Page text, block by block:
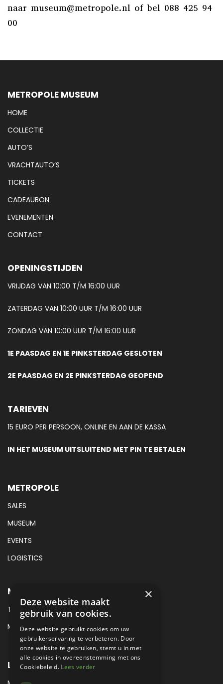
naar museum@metropole.nl of bel 088 425 94
00
METROPOLE MUSEUM
HOME
COLLECTIE
AUTO’S
VRACHTAUTO’S
TICKETS
CADEAUBON
EVENEMENTEN
CONTACT
OPENINGSTIJDEN
VRIJDAG VAN 10:00 T/M 16:00 UUR
ZATERDAG VAN 10:00 UUR T/M 16:00 UUR
ZONDAG VAN 10:00 UUR T/M 16:00 UUR
1E PAASDAG EN 1E PINKSTERDAG GESLOTEN
2E PAASDAG EN 2E PINKSTERDAG GEOPEND
TARIEVEN
15 EURO PER PERSOON, ONLINE EN AAN DE KASSA
IN HET MUSEUM UITSLUITEND MET PIN TE BETALEN
METROPOLE
SALES
MUSEUM
EVENTS
LOGISTICS
METROPOLE MUSEUM CONTACT
TEL:
088 425 94 00
MAIL:MUSEUM@METROPOLE.NL
LOCATIE
×
Deze website maakt
gebruik van cookies.
Deze website gebruikt cookies om uw
gebruikerservaring te verbeteren. Door
onze website te gebruiken, stemt u in met
alle cookies in overeenstemming met ons
Cookiebeleid. Lees verder